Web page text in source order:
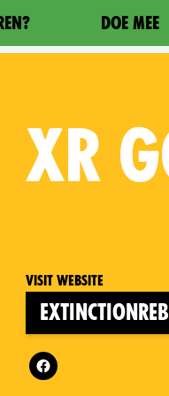
DOE MEE
XR
Visit website
Follow XR